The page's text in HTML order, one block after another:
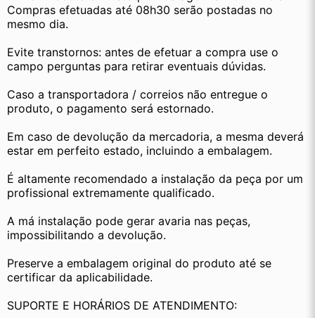
Compras efetuadas até 08h30 serão postadas no
mesmo dia.
Evite transtornos: antes de efetuar a compra use o
campo perguntas para retirar eventuais dúvidas.
Caso a transportadora / correios não entregue o
produto, o pagamento será estornado.
Em caso de devolução da mercadoria, a mesma deverá
estar em perfeito estado, incluindo a embalagem.
É altamente recomendado a instalação da peça por um
profissional extremamente qualificado.
A má instalação pode gerar avaria nas peças,
impossibilitando a devolução.
Preserve a embalagem original do produto até se
certificar da aplicabilidade.
SUPORTE E HORÁRIOS DE ATENDIMENTO: